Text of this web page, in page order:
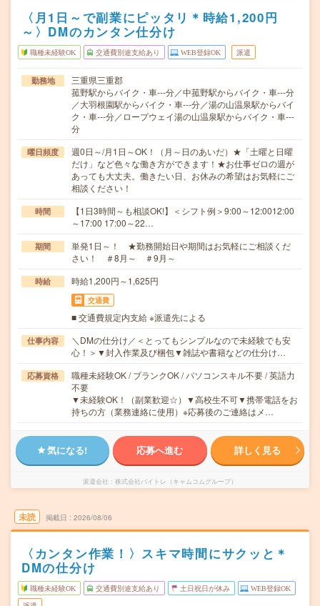
〈月1日～で副業にピッタリ＊時給1,200円
～〉DMのカンタン仕分け
職種未経験OK 交通費別途支給あり WEB登録OK 派遣
勤務地
三重県三重郡
菰野駅からバイク・車---分／中菰野駅からバイク・車---分
／大羽根園駅からバイク・車---分／湯の山温泉駅からバイ
ク・車---分／ロープウェイ湯の山温泉駅からバイク・車---
分
曜日頻度
週0日～/月1日～OK！（月～日のあいだ）★「土曜と日曜
だけ」など色々な働き方ができます！★お仕事ゼロの週が
あっても大丈夫。働きたい日、お休みの希望はお気軽にご
相談ください！
時間
【1日3時間～も相談OK!】＜シフト例＞9:00～12:0012:00
～17:00 17:00～22…
期間
単発1日～！ ★勤務開始日や期間はお気軽にご相談くだ
さい！ ＃8月～ ＃9月～
時給 時給1,200円～1,625円
交通費
■ 交通費規定内支給 ※派遣先による
仕事内容
＼DMの仕分け／＜とってもシンプルなので未経験でも安
心！＞▼封入作業及び梱包▼雑誌や書籍などの仕分け…
応募資格
職種未経験OK / ブランクOK / パソコンスキル不要 / 英語力
不要
▼未経験OK！（副業歓迎☆）▼高校生不可▼携帯電話をお
持ちの方（業務連絡に使用）※応募後のご連絡はメ…
気になる! 応募へ進む 詳しく見る
派遣会社 株式会社バイトレ（キャムコムグループ）
未読 掲載日 2026/08/06
〈カンタン作業！〉スキマ時間にサクッと＊
DMの仕分け
職種未経験OK 交通費別途支給あり 土日祝日が休み WEB登録OK